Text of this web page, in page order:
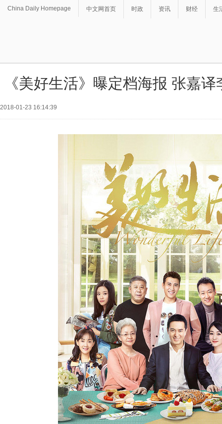
China Daily Homepage 中文网首页 时政 资讯 财经 生
《美好生活》曝定档海报 张嘉
2018-01-23 16:14:39